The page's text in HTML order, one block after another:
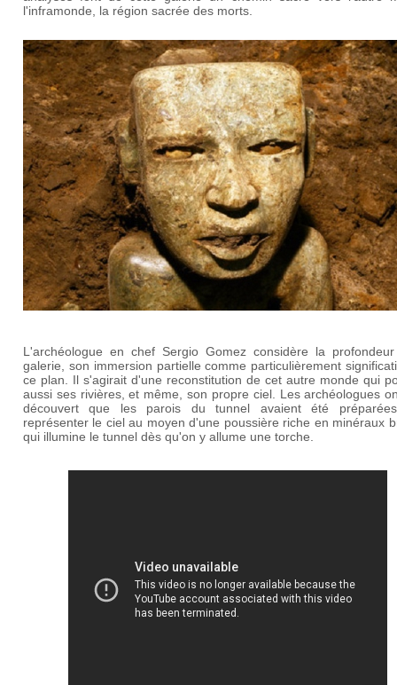
l'inframonde, la région sacrée des morts.
L'archéologue en chef Sergio Gomez considère la
galerie, son immersion partielle comme particulièrement
ce plan. Il s'agirait d'une reconstitution de cet autre monde qui
aussi ses rivières, et même, son propre ciel. Les archéologues
découvert que les parois du tunnel avaient été
représenter le ciel au moyen d'une poussière riche en minéraux
qui illumine le tunnel dès qu'on y allume une torche.